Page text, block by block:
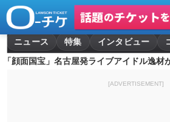
ニュース 特集 インタビュー
「顔面国宝」名古屋発ライブアイドル逸材
[ADVERTISEMENT]